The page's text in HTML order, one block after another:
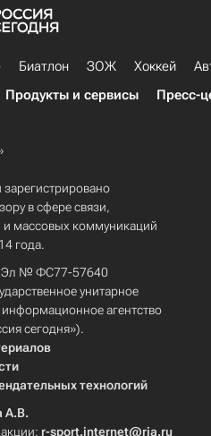
Биатлон ЗОЖ Хоккей
Продукты и сервисы Пресс-
в сфере связи,
массовых коммуникаций
года.
Эл № ФС77-57640
унитарное
агентство
сегодня»).
технологий
А.В.
r-sport.internet@ria.ru